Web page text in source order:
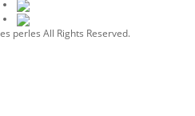
perles All Rights Reserved.